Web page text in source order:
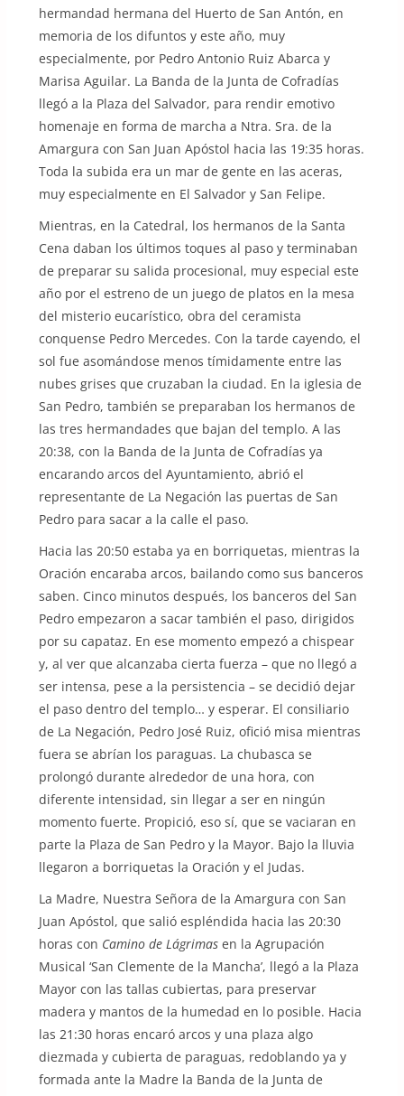
hermandad hermana del Huerto de San Antón, en
memoria de los difuntos y este año, muy
especialmente, por Pedro Antonio Ruiz Abarca y
Marisa Aguilar. La Banda de la Junta de Cofradías
llegó a la Plaza del Salvador, para rendir emotivo
homenaje en forma de marcha a Ntra. Sra. de la
Amargura con San Juan Apóstol hacia las 19:35 horas.
Toda la subida era un mar de gente en las aceras,
muy especialmente en El Salvador y San Felipe.
Mientras, en la Catedral, los hermanos de la Santa
Cena daban los últimos toques al paso y terminaban
de preparar su salida procesional, muy especial este
año por el estreno de un juego de platos en la mesa
del misterio eucarístico, obra del ceramista
conquense Pedro Mercedes. Con la tarde cayendo, el
sol fue asomándose menos tímidamente entre las
nubes grises que cruzaban la ciudad. En la iglesia de
San Pedro, también se preparaban los hermanos de
las tres hermandades que bajan del templo. A las
20:38, con la Banda de la Junta de Cofradías ya
encarando arcos del Ayuntamiento, abrió el
representante de La Negación las puertas de San
Pedro para sacar a la calle el paso.
Hacia las 20:50 estaba ya en borriquetas, mientras la
Oración encaraba arcos, bailando como sus banceros
saben. Cinco minutos después, los banceros del San
Pedro empezaron a sacar también el paso, dirigidos
por su capataz. En ese momento empezó a chispear
y, al ver que alcanzaba cierta fuerza – que no llegó a
ser intensa, pese a la persistencia – se decidió dejar
el paso dentro del templo… y esperar. El consiliario
de La Negación, Pedro José Ruiz, ofició misa mientras
fuera se abrían los paraguas. La chubasca se
prolongó durante alrededor de una hora, con
diferente intensidad, sin llegar a ser en ningún
momento fuerte. Propició, eso sí, que se vaciaran en
parte la Plaza de San Pedro y la Mayor. Bajo la lluvia
llegaron a borriquetas la Oración y el Judas.
La Madre, Nuestra Señora de la Amargura con San
Juan Apóstol, que salió espléndida hacia las 20:30
horas con Camino de Lágrimasen la Agrupación
Musical ‘San Clemente de la Mancha’, llegó a la Plaza
Mayor con las tallas cubiertas, para preservar
madera y mantos de la humedad en lo posible. Hacia
las 21:30 horas encaró arcos y una plaza algo
diezmada y cubierta de paraguas, redoblando ya y
formada ante la Madre la Banda de la Junta de